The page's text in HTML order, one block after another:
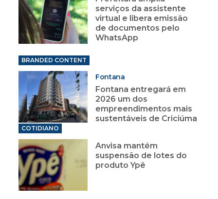
serviços da assistente
virtual e libera emissão
de documentos pelo
WhatsApp
BRANDED CONTENT
Fontana
Fontana entregará em
2026 um dos
empreendimentos mais
sustentáveis de Criciúma
COTIDIANO
Anvisa mantém
suspensão de lotes do
produto Ypê